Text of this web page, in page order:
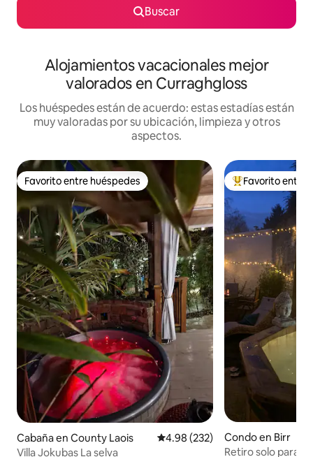
Buscar
Alojamientos vacacionales mejor
valorados en Curraghgloss
Los huéspedes están de acuerdo: estas estadías están
muy valoradas por su ubicación, limpieza y otros
aspectos.
Favorito entre huéspedes
Favorito entre huéspedes
Cabaña en County Laois Calificación promedio: 4.98 de
4.98 (232)
Villa Jokubas La selva
Favorito entre
Favorito entre
Condo en Birr
Retiro solo para